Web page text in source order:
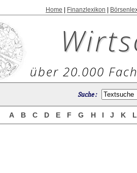
Home Finanzlexikon
über 20.000
Suche :
A B C D E F G H I J K